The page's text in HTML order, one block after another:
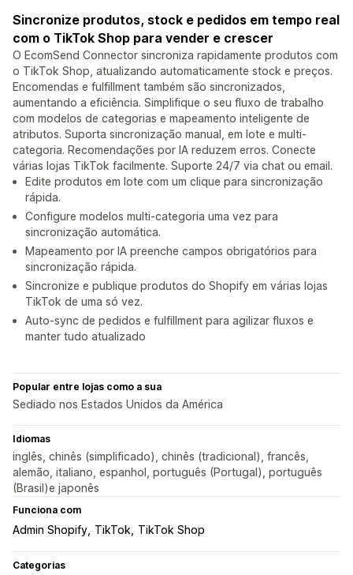
Sincronize produtos, stock e pedidos em tempo real
com o TikTok Shop para vender e crescer
O EcomSend Connector sincroniza rapidamente produtos com
o TikTok Shop, atualizando automaticamente stock e preços.
Encomendas e fulfillment também são sincronizados,
aumentando a eficiência. Simplifique o seu fluxo de trabalho
com modelos de categorias e mapeamento inteligente de
atributos. Suporta sincronização manual, em lote e multi-
categoria. Recomendações por IA reduzem erros. Conecte
várias lojas TikTok facilmente. Suporte 24/7 via chat ou email.
Edite produtos em lote com um clique para sincronização
rápida.
Configure modelos multi-categoria uma vez para
sincronização automática.
Mapeamento por IA preenche campos obrigatórios para
sincronização rápida.
Sincronize e publique produtos do Shopify em várias lojas
TikTok de uma só vez.
Auto-sync de pedidos e fulfillment para agilizar fluxos e
manter tudo atualizado
Popular entre lojas como a sua
Sediado nos Estados Unidos da América
Idiomas
inglês, chinês (simplificado), chinês (tradicional), francês,
alemão, italiano, espanhol, português (Portugal), português
(Brasil)e japonês
Funciona com
Admin Shopify TikTok TikTok Shop
Categorias